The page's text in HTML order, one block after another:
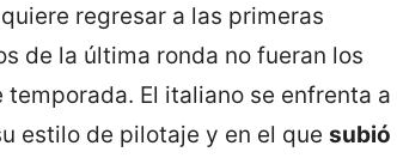
regresar a las primeras
de la última ronda no fueran los
El italiano se enfrenta a
estilo de pilotaje y en el que subió